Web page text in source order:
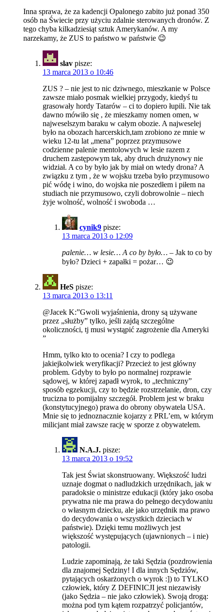
Inna sprawa, że za kadencji Opalonego zabito już ponad 350
osób na Świecie przy użyciu zdalnie sterowanych dronów. Z
tego chyba kilkadziesiąt sztuk Amerykanów. A my
narzekamy, że ZUS to państwo w państwie 😉
slav pisze:
13 marca 2013 o 10:46
ZUS ? – nie jest to nic dziwnego, mieszkanie w Polsce
zawsze miało posmak wielkiej przygody, kiedyś tu
grasowały hordy Tatarów – ci to dopiero łupili. Nie tak
dawno mówiło się , że mieszkamy nomen omen, w
najweselszym baraku w całym obozie. A najweselej
było na obozach harcerskich,tam zrobiono ze mnie w
wieku 12-tu lat „mena” poprzez przymusowe
codzienne palenie mentolowych w lesie razem z
druchem zastępowym tak, aby druch drużynowy nie
widział. A co by było jak by miał on wtedy drona? A
związku z tym , że w wojsku trzeba było przymusowo
pić wódę i wino, do wojska nie poszedłem i piłem na
studiach nie przymusowo, czyli dobrowolnie – niech
żyje wolność, wolność i swoboda …
cynik9 pisze:
13 marca 2013 o 12:09
palenie… w lesie… A co by było… – Jak to co by
było? Dzieci + zapałki = pożar… 😉
HeS pisze:
13 marca 2013 o 13:11
@Jacek K:”Gwoli wyjaśnienia, drony są używane
przez „służby” tylko, jeśli zajdą szczególne
okoliczności, tj musi wystąpić zagrożenie dla Ameryki
”
Hmm, tylko kto to ocenia? I czy to podlega
jakiejkolwiek weryfikacji? Przecież to jest główny
problem. Gdyby to było po normalnej rozprawie
sądowej, w której zapadł wyrok, to „techniczny”
sposób egzekucji, czy to będzie rozstrzelanie, dron, czy
trucizna to pomijalny szczegół. Problem jest w braku
(konstytucyjnego) prawa do obrony obywatela USA.
Mnie się to jednoznacznie kojarzy z PRL’em, w którym
milicjant miał zawsze rację w sporze z obywatelem.
N.A.J. pisze:
13 marca 2013 o 19:52
Tak jest Świat skonstruowany. Większość ludzi
uznaje dogmat o nadludzkich urzędnikach, jak w
paradoksie o ministrze edukacji (który jako osoba
prywatna nie ma prawa do pełnego decydowaniu
o własnym dziecku, ale jako urzędnik ma prawo
do decydowania o wszystkich dzieciach w
państwie). Dzięki temu możliwych jest
większość występujących (ujawnionych – i nie)
patologii.
Ludzie zapominają, że taki Sędzia (pozdrowienia
dla znajomej Sędziny! I dla innych Sędziów,
pytających oskarżonych o wyrok :]) to TYLKO
człowiek, który Z DEFINICJI jest niezawisły
(jako Sędzia – nie jako człowiek). Swoją drogą:
można pod tym kątem rozpatrzyć policjantów,